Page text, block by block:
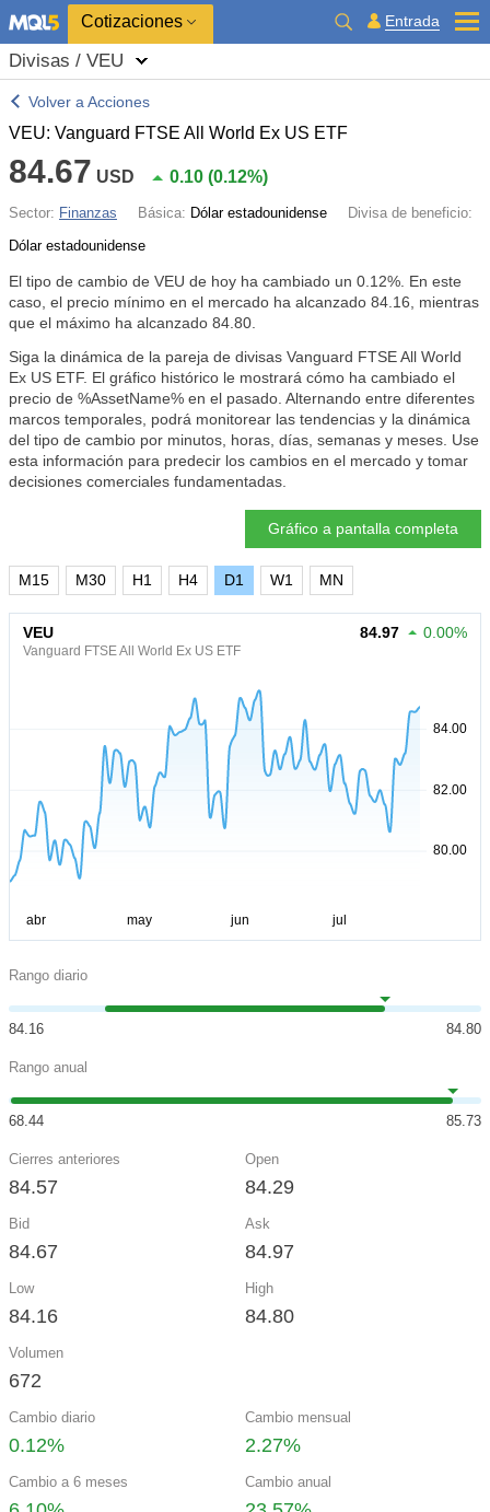
Cotizaciones Entrada
Divisas / VEU
Volver a Acciones
VEU: Vanguard FTSE All World Ex US ETF
84.67 USD 0.10 (0.12%)
Sector: Finanzas Básica: Dólar estadounidense
Divisa de beneficio:
Dólar estadounidense
El tipo de cambio de VEU de hoy ha cambiado un 0.12% . En este
caso, el precio mínimo en el mercado ha alcanzado 84.16, mientras
que el máximo ha alcanzado 84.80.
Siga la dinámica de la pareja de divisas Vanguard FTSE All World
Ex US ETF. El gráfico histórico le mostrará cómo ha cambiado el
precio de %AssetName% en el pasado. Alternando entre diferentes
marcos temporales, podrá monitorear las tendencias y la dinámica
del tipo de cambio por minutos, horas, días, semanas y meses. Use
esta información para predecir los cambios en el mercado y tomar
decisiones comerciales fundamentadas.
Gráfico a pantalla completa
M15 M30 H1 H4 D1 W1 MN
VEU
Vanguard FTSE All World Ex US ETF
84.97 0.00%
Rango diario
84.16 84.80
Rango anual
68.44 85.73
Cierres anteriores
84.57
Open
84.29
Bid
84.67
Ask
84.97
Low
84.16
High
84.80
Volumen
672
Cambio diario
0.12%
Cambio mensual
2.27%
Cambio a 6 meses Cambio anual